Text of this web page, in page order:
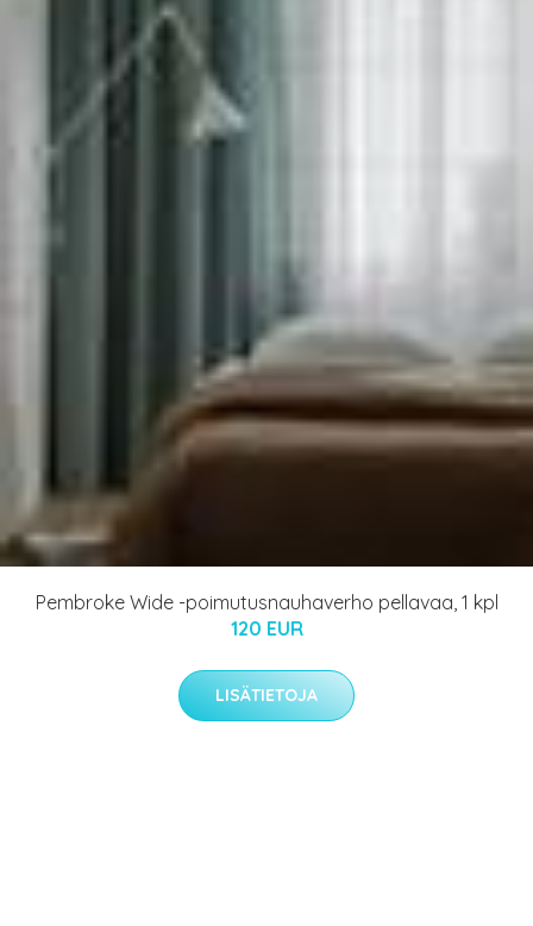
Pembroke Wide -poimutusnauhaverho pellavaa, 1 kpl
120 EUR
LISÄTIETOJA